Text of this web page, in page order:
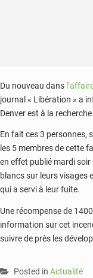
Du nouveau dans
journal « Libération » a
Denver est à la
En fait ces 3 personnes,
les 5 membres de cette
en effet publié mardi
blancs sur leurs visages
qui a servi à leur fuite.
Une récompense de
information sur cet
suivre de près les
Posted in Actualité